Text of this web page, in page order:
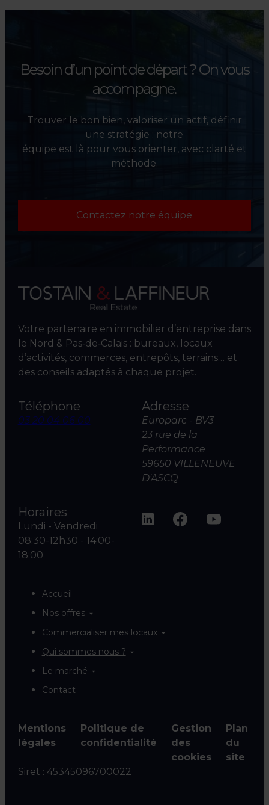
Besoin d’un point de départ ?On vous
accompagne.
Trouver le bon bien, valoriser un actif, définir
une stratégie : notre
équipe est là pour vous orienter, avec clarté et
méthode.
Contactez notre équipe
Votre partenaire en immobilier d’entreprise dans
le Nord & Pas‑de‑Calais : bureaux, locaux
d’activités, commerces, entrepôts, terrains… et
des conseils adaptés à chaque projet.
Téléphone
03 20 04 06 00
Adresse
Europarc - BV3
23 rue de la
Performance
59650 VILLENEUVE
D'ASCQ
Horaires
Lundi - Vendredi
08:30-12h30 - 14:00-
18:00
Accueil
Nos offres
Commercialiser mes locaux
Qui sommes nous ?
Le marché
Contact
Mentions
légales
Politique de
confidentialité
Gestion
des
cookies
Plan
du
site
Siret : 45345096700022